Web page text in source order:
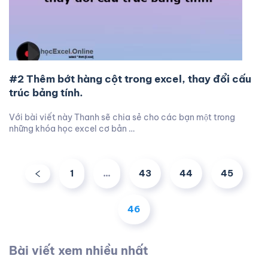
#2 Thêm bớt hàng cột trong excel, thay đổi cấu
trúc bảng tính.
Với bài viết này Thanh sẽ chia sẻ cho các bạn một trong
những khóa học excel cơ bản …
1 … 43 44 45
46
Bài viết xem nhiều nhất